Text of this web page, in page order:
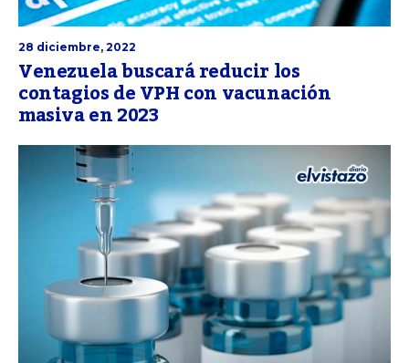
28 diciembre, 2022
Venezuela buscará reducir los
contagios de VPH con vacunación
masiva en 2023